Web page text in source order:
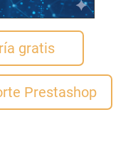
gratis
Prestashop